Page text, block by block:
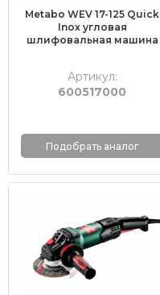
Metabo WEV 17-125 Quick
Inox угловая
шлифовальная машина
Артикул:
600517000
Подобрать аналог